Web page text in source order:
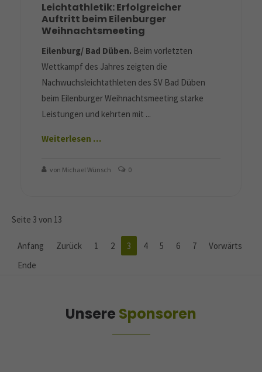
Leichtathletik: Erfolgreicher
Auftritt beim Eilenburger
Weihnachtsmeeting
Eilenburg/ Bad Düben. Beim vorletzten
Wettkampf des Jahres zeigten die
Nachwuchsleichtathleten des SV Bad Düben
beim Eilenburger Weihnachtsmeeting starke
Leistungen und kehrten mit ...
Weiterlesen …
von Michael Wünsch 0
Seite 3 von 13
Anfang Zurück 1 2 3 4 5 6 7
Vorwärts
Ende
Unsere Sponsoren